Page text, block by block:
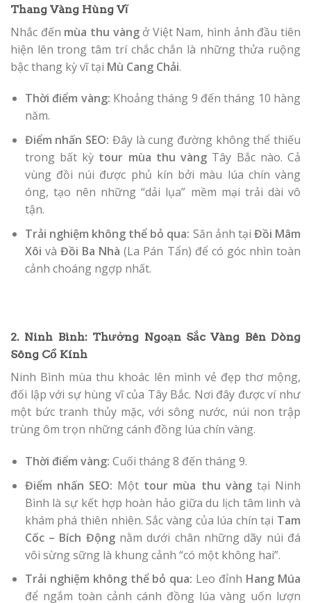
Thang Vàng Hùng Vĩ
Nhắc đến mùa thu vàngở Việt Nam, hình ảnh đầu tiên
hiện lên trong tâm trí chắc chắn là những thửa ruộng
bậc thang kỳ vĩ tại Mù Cang Chải.
Thời điểm vàng: Khoảng tháng 9 đến tháng 10 hàng
năm.
Điểm nhấn SEO: Đây là cung đường không thể thiếu
trong bất kỳ tour mùa thu vàng Tây Bắc nào. Cả
vùng đồi núi được phủ kín bởi màu lúa chín vàng
óng, tạo nên những “dải lụa” mềm mại trải dài vô
tận.
Trải nghiệm không thể bỏ qua: Săn ảnh tại Đồi Mâm
Xôi và Đồi Ba Nhà (La Pán Tẩn) để có góc nhìn toàn
cảnh choáng ngợp nhất.
2. Ninh Bình: Thưởng Ngoạn Sắc Vàng Bên Dòng
Sông Cổ Kính
Ninh Bình mùa thu khoác lên mình vẻ đẹp thơ mộng,
đối lập với sự hùng vĩ của Tây Bắc. Nơi đây được ví như
một bức tranh thủy mặc, với sông nước, núi non trập
trùng ôm trọn những cánh đồng lúa chín vàng.
Thời điểm vàng: Cuối tháng 8 đến tháng 9.
Điểm nhấn SEO: Một tour mùa thu vàngtại Ninh
Bình là sự kết hợp hoàn hảo giữa du lịch tâm linh và
khám phá thiên nhiên. Sắc vàng của lúa chín tại Tam
Cốc – Bích Độngnằm dưới chân những dãy núi đá
vôi sừng sững là khung cảnh “có một không hai”.
Trải nghiệm không thể bỏ qua: Leo đỉnh Hang Múa
để ngắm toàn cảnh cánh đồng lúa vàng uốn lượn